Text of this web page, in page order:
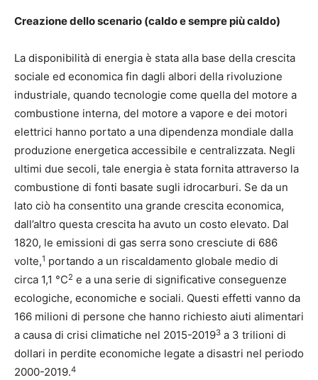
Creazione dello scenario (caldo e sempre più caldo)
La disponibilità di energia è stata alla base della crescita
sociale ed economica fin dagli albori della rivoluzione
industriale, quando tecnologie come quella del motore a
combustione interna, del motore a vapore e dei motori
elettrici hanno portato a una dipendenza mondiale dalla
produzione energetica accessibile e centralizzata. Negli
ultimi due secoli, tale energia è stata fornita attraverso la
combustione di fonti basate sugli idrocarburi. Se da un
lato ciò ha consentito una grande crescita economica,
dall’altro questa crescita ha avuto un costo elevato. Dal
1820, le emissioni di gas serra sono cresciute di 686
volte,1 portando a un riscaldamento globale medio di
circa 1,1 °C2 e a una serie di significative conseguenze
ecologiche, economiche e sociali. Questi effetti vanno da
166 milioni di persone che hanno richiesto aiuti alimentari
a causa di crisi climatiche nel 2015-20193 a 3 trilioni di
dollari in perdite economiche legate a disastri nel periodo
2000-2019.4